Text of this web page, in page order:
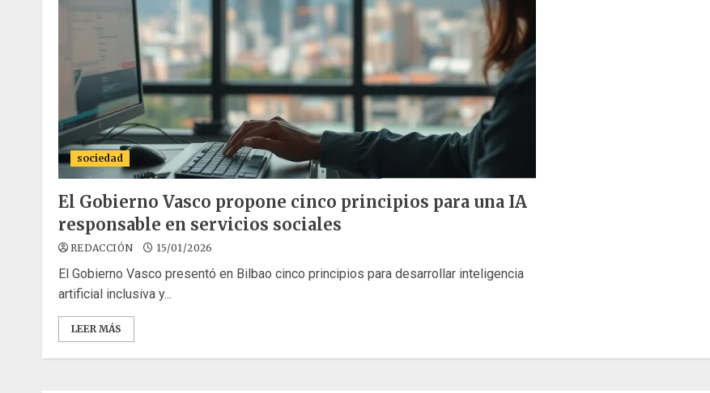
sociedad
El Gobierno Vasco propone cinco principios para una IA
responsable en servicios sociales
REDACCIÓN 15/01/2026
El Gobierno Vasco presentó en Bilbao cinco principios para desarrollar inteligencia
artificial inclusiva y...
LEER MÁS